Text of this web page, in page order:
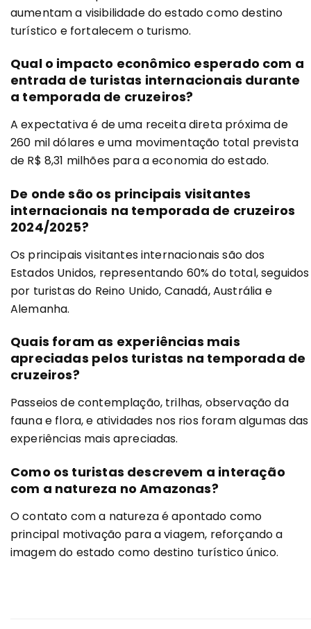
aumentam a visibilidade do estado como destino
turístico e fortalecem o turismo.
Qual o impacto econômico esperado com a
entrada de turistas internacionais durante
a temporada de cruzeiros?
A expectativa é de uma receita direta próxima de
260 mil dólares e uma movimentação total prevista
de R$ 8,31 milhões para a economia do estado.
De onde são os principais visitantes
internacionais na temporada de cruzeiros
2024/2025?
Os principais visitantes internacionais são dos
Estados Unidos, representando 60% do total, seguidos
por turistas do Reino Unido, Canadá, Austrália e
Alemanha.
Quais foram as experiências mais
apreciadas pelos turistas na temporada de
cruzeiros?
Passeios de contemplação, trilhas, observação da
fauna e flora, e atividades nos rios foram algumas das
experiências mais apreciadas.
Como os turistas descrevem a interação
com a natureza no Amazonas?
O contato com a natureza é apontado como
principal motivação para a viagem, reforçando a
imagem do estado como destino turístico único.